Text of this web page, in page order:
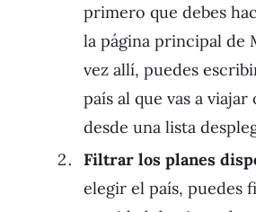
primero que debes
la página principal de
vez allí, puedes
país al que vas a
desde una lista
Filtrar los planes
elegir el país, puedes